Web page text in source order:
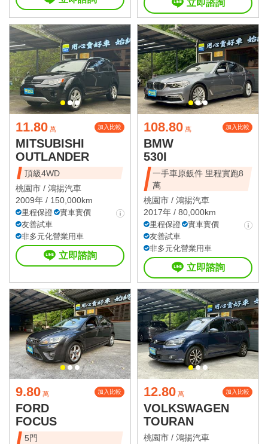
立即諮詢
11.80 萬 加入比較
MITSUBISHI
OUTLANDER
頂級4WD
桃園市 / 鴻揚汽車
2009年 / 150,000km
里程保證
實車實價
友善試車
非多元化營業用車
立即諮詢
108.80 萬 加入比較
BMW
530I
一手車原鈑件 里程實跑8
萬
桃園市 / 鴻揚汽車
2017年 / 80,000km
里程保證
實車實價
友善試車
非多元化營業用車
立即諮詢
9.80 萬 加入比較
FORD
FOCUS
5門
12.80 萬 加入比較
VOLKSWAGEN
TOURAN
桃園市 / 鴻揚汽車